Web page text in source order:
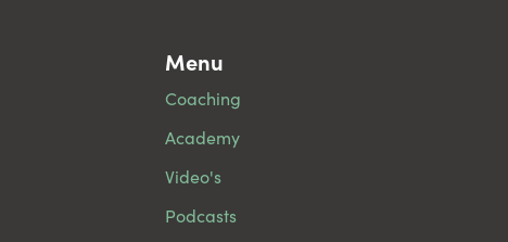
Menu
Coaching
Academy
Video's
Podcasts